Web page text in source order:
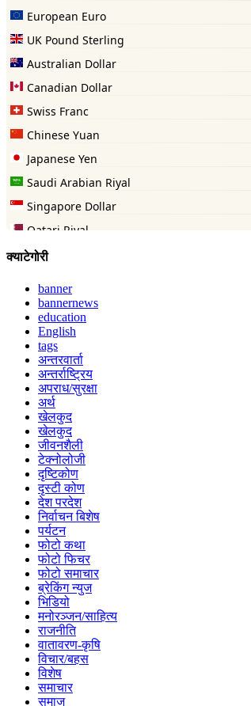
क्याटेगोरी
banner
bannernews
education
English
tags
अन्तरवार्ता
अन्तर्राष्ट्रिय
अपराध/सुरक्षा
अर्थ
खेलकुद
खेलकुद
जीवनशैली
टेक्नोलोजी
दृष्टिकोण
दृस्टी कोण
देश परदेश
निर्वाचन बिशेष
पर्यटन
फोटो कथा
फोटो फिचर
फोटो समाचार
ब्रेकिंग न्युज
भिडियो
मनोरञ्जन/साहित्य
राजनीति
वातावरण-कृषि
विचार/बहस
विशेष
समाचार
समाज